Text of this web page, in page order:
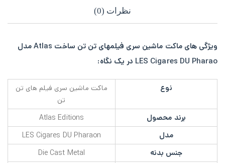
نظرات (0)
ویژگی های ماکت ماشین سری فیلمهای تن تن ساخت Atlas مدل
LES Cigares DU Pharao در یک نگاه:
نوع
ماکت ماشین سری فیلم های تن
تن
برند محصول Atlas Editions
مدل LES Cigares DU Pharaon
جنس بدنه Die Cast Metal